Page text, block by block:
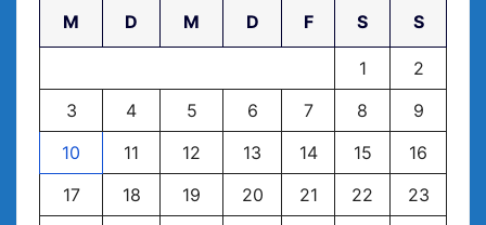
M D M D F S S
1
2
3
4 5 6 7 8
9
10
11 12 13 14 15
16
17
18 19 20 21 22
23